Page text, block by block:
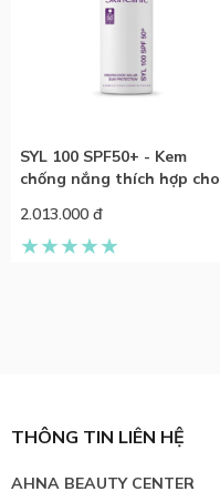
SYL 100 SPF50+ - Kem
chống nắng thích hợp cho
2.013.000 đ
THÔNG TIN LIÊN HỆ
AHNA BEAUTY CENTER